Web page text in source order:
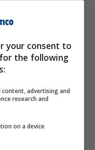
your consent to
the following
advertising and
research and
on a device